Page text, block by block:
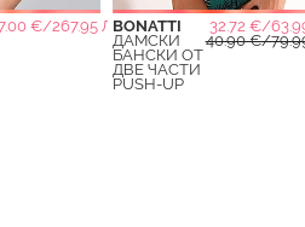
€/267.95 ЛВ.BONATTI
32.72 €/
ДАМСКИ
БАНСКИ ОТ
ДВЕ ЧАСТИ
PUSH-UP
40.90 €/